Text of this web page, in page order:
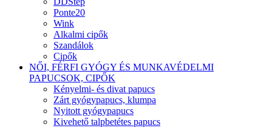
Ponte20
Wink
Alkalmi cipők
Szandálok
Cipők
NŐI, FÉRFI GYÓGY ÉS MUNKAVÉDELMI
PAPUCSOK, CIPŐK
Kényelmi- és divat papucs
Zárt gyógypapucs, klumpa
Nyitott gyógypapucs
Kivehető talpbetétes papucs